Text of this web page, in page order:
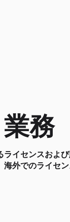
務
イセンスおよ
外でのライセ